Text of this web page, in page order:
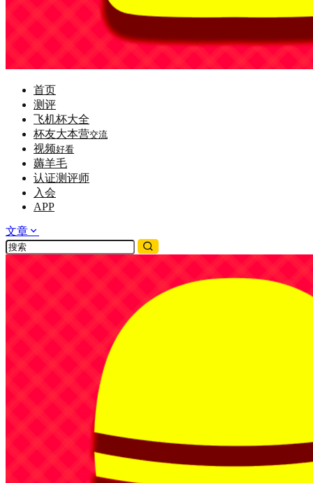
首页
测评
飞机杯大全
杯友大本营交流
视频好看
薅羊毛
认证测评师
入会
APP
文章